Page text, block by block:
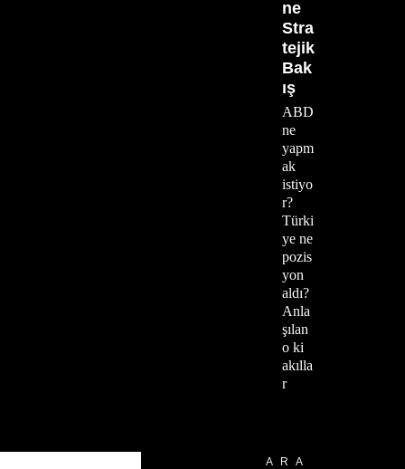
ne
Stra
tejik
Bak
ış
ABD
ne
yapm
ak
istiyo
r?
Türki
ye ne
pozis
yon
aldı?
Anla
şılan
o ki
akılla
r
ARA